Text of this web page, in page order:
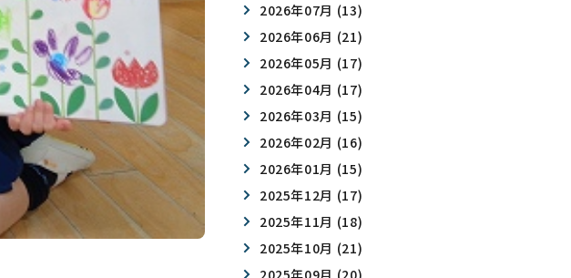
2026年07月 (13)
2026年06月 (21)
2026年05月 (17)
2026年04月 (17)
2026年03月 (15)
2026年02月 (16)
2026年01月 (15)
2025年12月 (17)
2025年11月 (18)
2025年10月 (21)
2025年09月 (20)